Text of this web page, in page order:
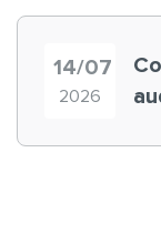
14/07
2026